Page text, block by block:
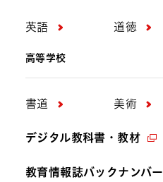
英語 道徳
高等学校
書道 美術
デジタル教科書・教材
教育情報誌バックナンバー